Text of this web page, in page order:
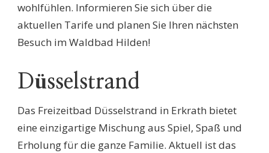
wohlfühlen. Informieren Sie sich über die
aktuellen Tarife und planen Sie Ihren nächsten
Besuch im Waldbad Hilden!
Düsselstrand
Das Freizeitbad Düsselstrand in Erkrath bietet
eine einzigartige Mischung aus Spiel, Spaß und
Erholung für die ganze Familie. Aktuell ist das